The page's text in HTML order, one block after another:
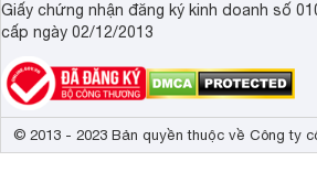
Giấy chứng nhận đăng ký kinh doanh số
cấp ngày 02/12/2013
© 2013 - 2023 Bản quyền thuộc về Công ty